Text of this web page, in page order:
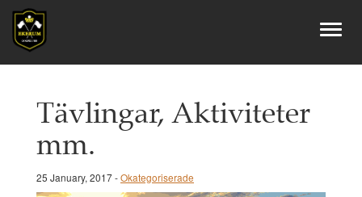
Tävlingar, Aktiviteter
mm.
25 January, 2017 -Okategoriserade